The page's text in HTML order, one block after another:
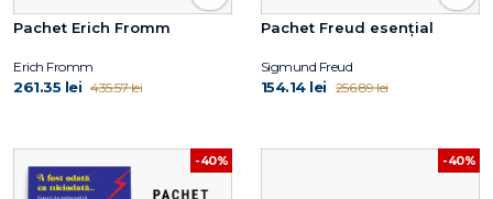
Pachet Erich Fromm
Erich Fromm
261.35 lei 435.57 lei
Pachet Freud esențial
Sigmund Freud
154.14 lei 256.89 lei
-40% -40%